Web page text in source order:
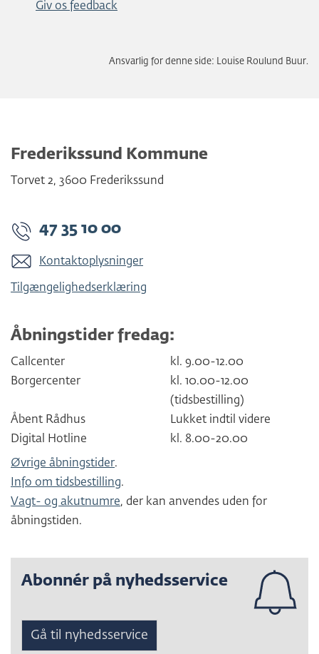
Giv os feedback
Ansvarlig for denne side: Louise Roulund Buur.
Frederikssund Kommune
Torvet 2, 3600 Frederikssund
47 35 10 00
Kontaktoplysninger
Tilgængelighedserklæring
Åbningstider fredag:
Callcenter
kl. 9.00-12.00
Borgercenter
kl. 10.00-12.00
(tidsbestilling)
Åbent Rådhus
Lukket indtil videre
Digital Hotline
kl. 8.00-20.00
Øvrige åbningstider.
Info om tidsbestilling.
Vagt- og akutnumre, der kan anvendes uden for
åbningstiden.
Abonnér på nyhedsservice
Gå til nyhedsservice